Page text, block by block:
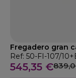
Fregadero gran
Ref: 50-FI-107/
545,35 €